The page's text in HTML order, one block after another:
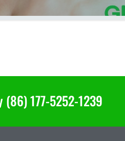
177-5252-1239